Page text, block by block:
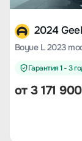
2024
Boyue L 2023
Гарантия 1 - 3
от3 171 900